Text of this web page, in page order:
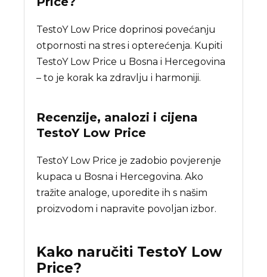
TestoY Low Price doprinosi povećanju
otpornosti na stres i opterećenja. Kupiti
TestoY Low Price u Bosna i Hercegovina
– to je korak ka zdravlju i harmoniji.
Recenzije, analozi i cijena
TestoY Low Price
TestoY Low Price je zadobio povjerenje
kupaca u Bosna i Hercegovina. Ako
tražite analoge, uporedite ih s našim
proizvodom i napravite povoljan izbor.
Kako naručiti TestoY Low
Price?